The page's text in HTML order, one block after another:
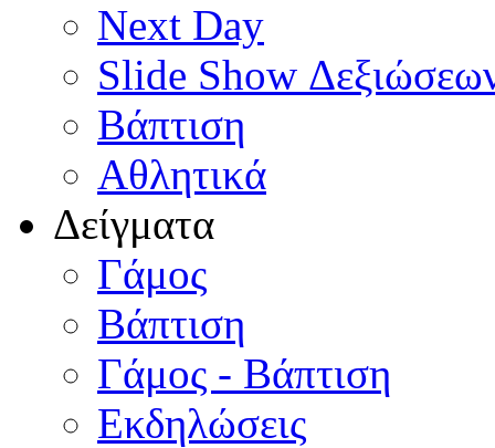
Next Day
Slide Show
Βάπτιση
Αθλητικά
Δείγματα
Γάμος
Βάπτιση
Γάμος - Βάπτιση
Εκδηλώσεις